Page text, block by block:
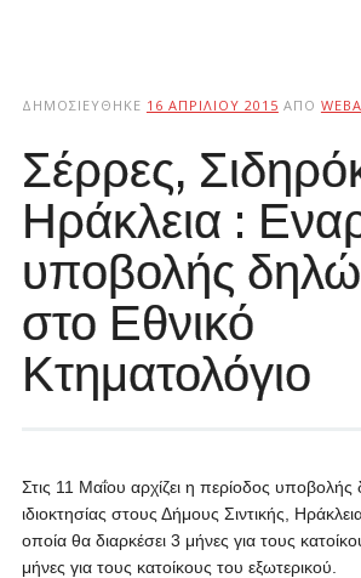
ΔΗΜΟΣΙΕΎΘΗΚΕ 16 ΑΠΡΙΛΊΟΥ 2015 ΑΠΌ
Σέρρες,
Ηράκλεια :
υποβολής
στο Εθνικό
Κτηματολόγιο
Στις 11 Μαΐου αρχίζει η περίοδος
ιδιοκτησίας στους Δήμους Σιντικής,
οποία θα διαρκέσει 3 μήνες για τους
μήνες για τους κατοίκους του εξωτερικού.